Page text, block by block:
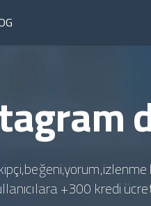
+300 kredi